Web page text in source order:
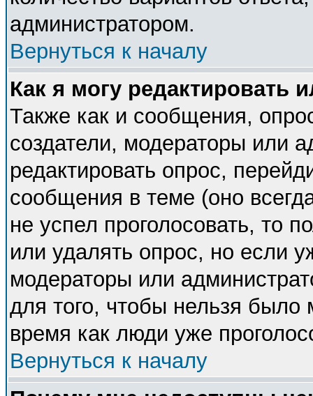
администратором.
Вернуться к началу
Как я могу редактировать
Также как и сообщения,
создатели, модераторы или
редактировать опрос,
сообщения в теме (оно
не успел проголосовать, то
или удалять опрос, но если
модераторы или
для того, чтобы нельзя было
время как люди уже
Вернуться к началу